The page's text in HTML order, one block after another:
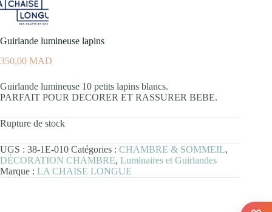
Guirlande lumineuse lapins
350,00 MAD
Guirlande lumineuse 10 petits lapins blancs.
PARFAIT POUR DECORER ET RASSURER BEBE.
Rupture de stock
UGS : 38-1E-010 Catégories : CHAMBRE & SOMMEIL,
DÉCORATION CHAMBRE, Luminaires et Guirlandes
Marque : LA CHAISE LONGUE